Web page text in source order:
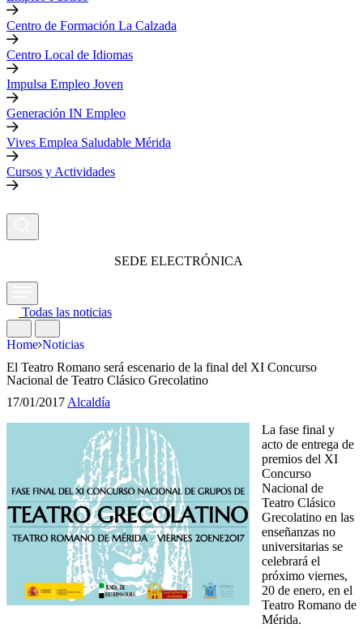
Centro de Formación La Calzada
Centro Local de Idiomas
Impulsa Empleo Joven
Generación IN Empleo
Vives Emplea Saludable Mérida
Cursos y Actividades
SEDE ELECTRÓNICA
Todas las noticias
Home Noticias
El Teatro Romano será escenario de la final del XI Concurso
Nacional de Teatro Clásico Grecolatino
17/01/2017Alcaldía
La fase final y
acto de entrega de
premios del XI
Concurso
Nacional de
Teatro Clásico
Grecolatino en las
enseñanzas no
universitarias se
celebrará el
próximo viernes,
20 de enero, en el
Teatro Romano de
Mérida.